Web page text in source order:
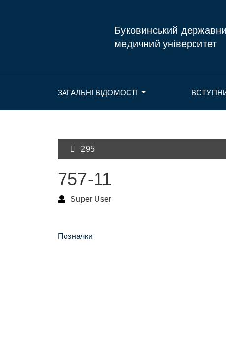
Буковинський
медичний університет
ЗАГАЛЬНІ ВІДОМОСТІ
295
757-11
Super User
Позначки